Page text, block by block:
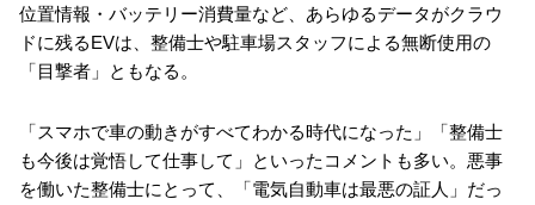
位置情報・バッテリー消費量など、あらゆるデータがクラウ
ドに残るEVは、整備士や駐車場スタッフによる無断使用の
「目撃者」ともなる。
「スマホで車の動きがすべてわかる時代になった」「整備士
も今後は覚悟して仕事して」といったコメントも多い。悪事
を働いた整備士にとって、「電気自動車は最悪の証人」だっ